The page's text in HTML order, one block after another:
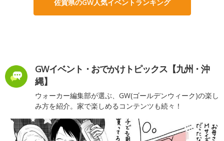
佐賀県のGW人気イベントランキング
GWイベント・おでかけトピックス【九州・沖
縄】
ウォーカー編集部が選ぶ、GW(ゴールデンウィーク)の楽し
み方を紹介。家で楽しめるコンテンツも続々！